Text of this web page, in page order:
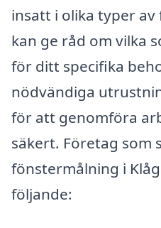
insatt i olika typer av
kan ge råd om vilka
för ditt specifika
nödvändiga
för att genomföra
säkert. Företag som
fönstermålning i
följande: